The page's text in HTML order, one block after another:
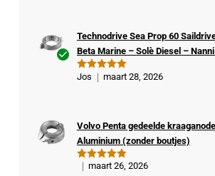
kop
er
Gewaardeer
Technodrive Sea Prop 60
Beta Marine – Solè Diesel – Nanni
Jos maart 28, 2026
Gewaardeer
Volvo Penta gedeelde
Aluminium (zonder boutjes)
maart 26, 2026